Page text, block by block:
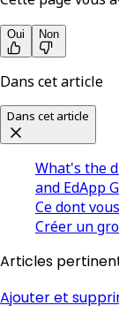
Oui Non
Dans cet article
Dans cet article
What's the
and EdApp
Ce dont
Créer un
Articles
Ajouter et